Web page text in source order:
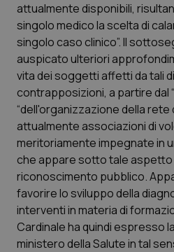
Lazio
Liguria
Lombardia
Marche
Molise
Piemonte
Provincia Autonoma di
Diabete & glucometri
Disturbi dell’umore
Dolore
Donna & Salute
Epatiti
HIV
Infezioni & Febbre
attualmente disponibili,
singolo medico la scelta di
singolo caso clinico”. Il
auspicato ulteriori
vita dei soggetti affetti da tali
contrapposizioni, a partire dal
“dell'organizzazione della
attualmente associazioni di
meritoriamente impegnate in
che appare sotto tale aspetto
riconoscimento pubblico.
favorire lo sviluppo della
interventi in materia di
Cardinale ha quindi espresso
ministero della Salute in tal